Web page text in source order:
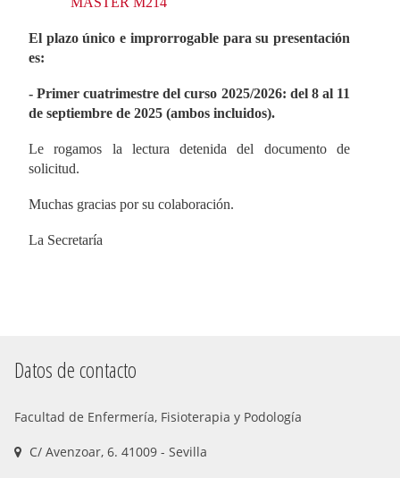
El plazo único e improrrogable para su presentación
es:
- Primer cuatrimestre del curso 2025/2026: del 8 al 11
de septiembre de 2025 (ambos incluidos).
Le rogamos la lectura detenida del documento de
solicitud.
Muchas gracias por su colaboración.
La Secretaría
Datos de contacto
Facultad de Enfermería, Fisioterapia y Podología
C/ Avenzoar, 6. 41009 - Sevilla